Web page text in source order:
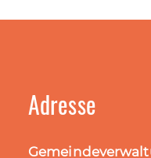
Adresse